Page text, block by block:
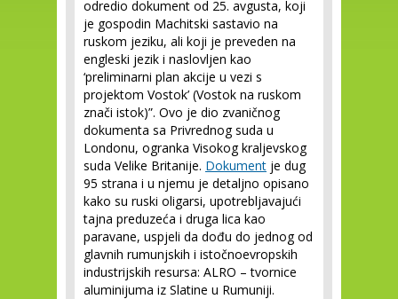
odredio dokument od 25. avgusta, koji
je gospodin Machitski sastavio na
ruskom jeziku, ali koji je preveden na
engleski jezik i naslovljen kao
‘preliminarni plan akcije u vezi s
projektom Vostok’ (Vostok na ruskom
znači istok)”. Ovo je dio zvaničnog
dokumenta sa Privrednog suda u
Londonu, ogranka Visokog kraljevskog
suda Velike Britanije. Dokument je dug
95 strana i u njemu je detaljno opisano
kako su ruski oligarsi, upotrebljavajući
tajna preduzeća i druga lica kao
paravane, uspjeli da dođu do jednog od
glavnih rumunjskih i istočnoevropskih
industrijskih resursa: ALRO – tvornice
aluminijuma iz Slatine u Rumuniji.